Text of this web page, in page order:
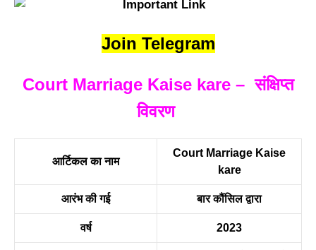
Join Telegram
Court Marriage Kaise kare – संक्षिप्त
विवरण
आर्टिकल का नाम
Court Marriage Kaise
kare
आरंभ की गई बार कौंसिल द्वारा
वर्ष 2023